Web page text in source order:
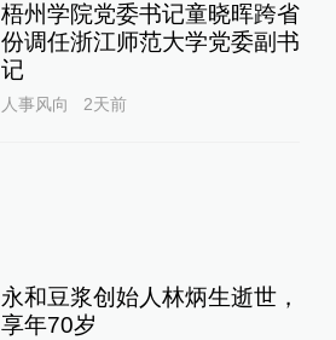
梧州学院党委书记童晓晖跨省
份调任浙江师范大学党委副书
记
人事风向 2天前
永和豆浆创始人林炳生逝世，
享年70岁